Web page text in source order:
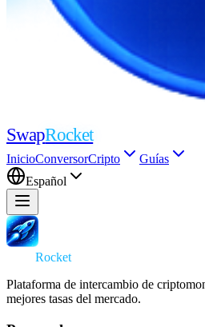
SwapRocket
InicioConversorCripto
Guías
Español
Rocket
Plataforma de intercambio de
mejores tasas del mercado.